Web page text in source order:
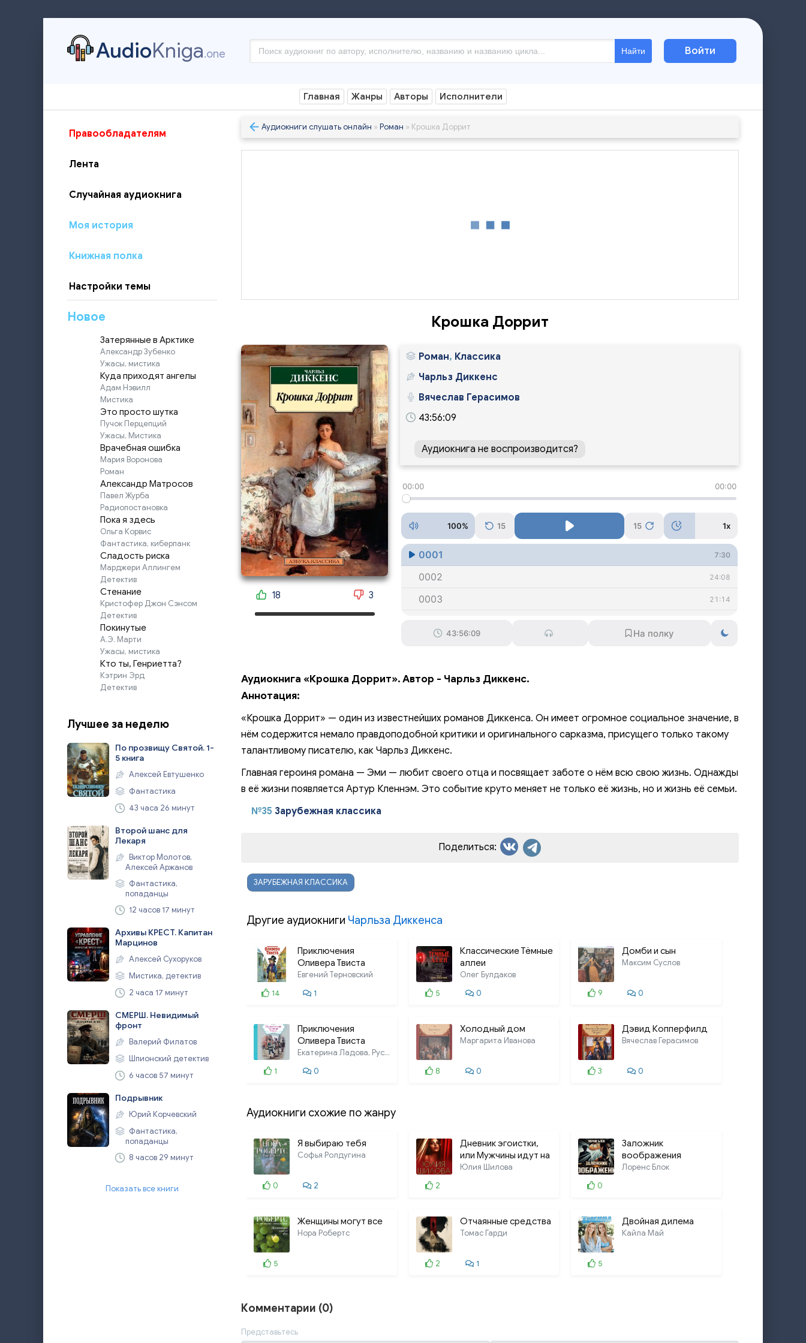
AudioKniga.one Найти Войти
Главная Жанры Авторы Исполнители
Правообладателям
Лента
Случайная аудиокнига
Моя история
Книжная полка
Настройки темы
Новое
Затерянные в Арктике
Александр Зубенко
Ужасы, мистика
Куда приходят ангелы
Адам Нэвилл
Мистика
Это просто шутка
Пучок Перцепций
Ужасы, Мистика
Врачебная ошибка
Мария Воронова
Роман
Александр Матросов
Павел Журба
Радиопостановка
Пока я здесь
Ольга Корвис
Фантастика, киберпанк
Сладость риска
Марджери Аллингем
Детектив
Стенание
Кристофер Джон Сэнсом
Детектив
Покинутые
А.Э. Марти
Ужасы, мистика
Кто ты, Генриетта?
Кэтрин Эрд
Детектив
Лучшее за неделю
По прозвищу Святой. 1-
5 книга
Алексей Евтушенко
Фантастика
43 часа 26 минут
Второй шанс для
Лекаря
Виктор Молотов,
Алексей Аржанов
Фантастика,
попаданцы
12 часов 17 минут
Архивы КРЕСТ. Капитан
Марцинов
Алексей Сухоруков
Мистика, детектив
2 часа 17 минут
СМЕРШ. Невидимый
фронт
Валерий Филатов
Шпионский детектив
6 часов 57 минут
Подрывник
Юрий Корчевский
Фантастика,
попаданцы
8 часов 29 минут
Показать все книги
Аудиокниги слушать онлайн » Роман » Крошка Доррит
Крошка Доррит
18 3
Роман, Классика
Чарльз Диккенс
Вячеслав Герасимов
43:56:09
Аудиокнига не воспроизводится?
00:00 00:00
100% 15 15 1x
0001 7:30
0002 24:08
0003 21:14
0007
0009 15:46
0010
0011 36:50
0014
0019
0020
0021
0023
0024
0028
0029
0031
0032
0033
43:56:09
Аудиокнига «Крошка Доррит». Автор - Чарльз Диккенс.
Аннотация:
«Крошка Доррит» — один из известнейших романов Диккенса. Он имеет огромное социальное значение, в
нём содержится немало правдоподобной критики и оригинального сарказма, присущего только такому
талантливому писателю, как Чарльз Диккенс.
Главная героиня романа — Эми — любит своего отца и посвящает заботе о нём всю свою жизнь. Однажды
в её жизни появляется Артур Кленнэм. Это событие круто меняет не только её жизнь, но и жизнь её семьи.
№35 Зарубежная классика
Поделиться:
ЗАРУБЕЖНАЯ КЛАССИКА
Другие аудиокниги Чарльза Диккенса
Приключения
Оливера Твиста
Евгений Терновский
14
1
Классические Тёмные
аллеи
Олег Булдаков
5
0
Домби и сын
Максим Суслов
9 0
Приключения
Оливера Твиста
Екатерина Ладова, Руслан Фадеев,
1
0
Холодный дом
Маргарита Иванова
8 0
Дэвид Копперфилд
Вячеслав Герасимов
3 0
Аудиокниги схожие по жанру
Я выбираю тебя
Софья Ролдугина
0 2
Дневник эгоистки,
или Мужчины идут на
красное
Юлия Шилова
2
Заложник
воображения
Лоренс Блок
0
Женщины могут все
Нора Робертс
5
Отчаянные средства
Томас Гарди
2 1
Двойная дилема
Кайла Май
5
Комментарии (0)
Представьтесь